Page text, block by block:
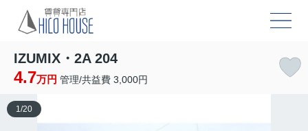
IZUMIX・2A 204
4.7万円 管理/共益費 3,000円
1 /20